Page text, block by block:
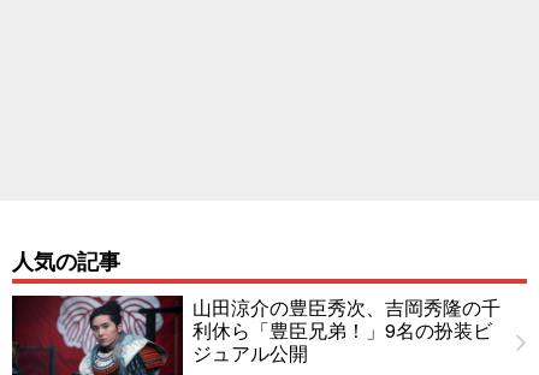
人気の記事
山田涼介の豊臣秀次、吉岡秀隆の千
利休ら「豊臣兄弟！」9名の扮装ビ
ジュアル公開